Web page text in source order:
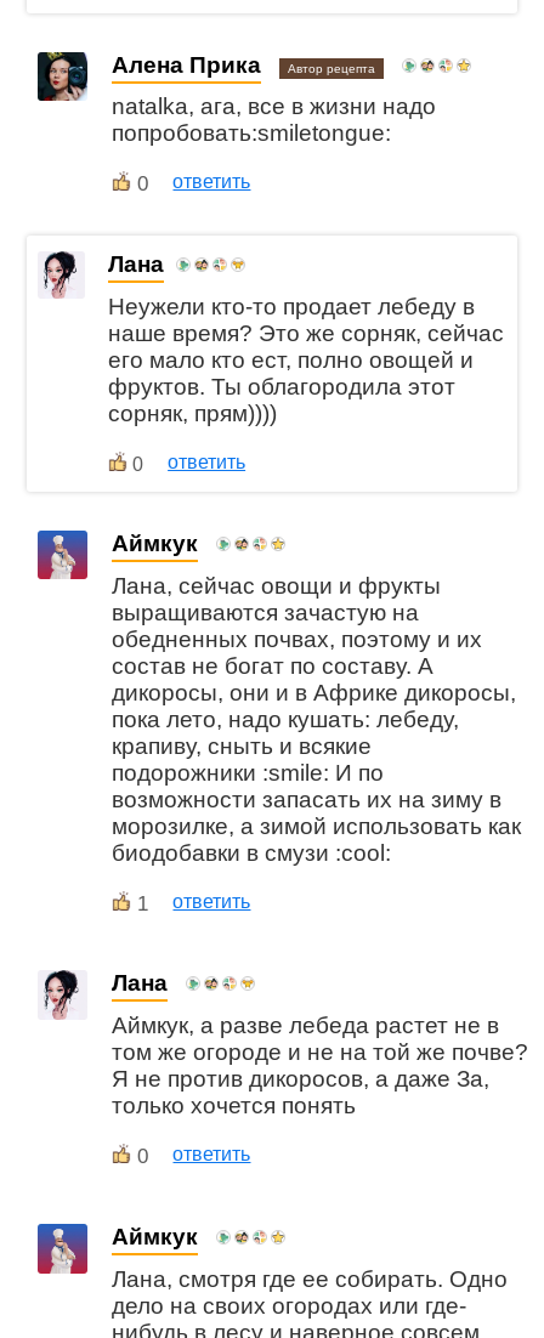
Алена Прика Автор рецепта
natalka, ага, все в жизни надо
попробовать:smiletongue:
0 ответить
Лана
Неужели кто-то продает лебеду в
наше время? Это же сорняк, сейчас
его мало кто ест, полно овощей и
фруктов. Ты облагородила этот
сорняк, прям))))
0 ответить
Аймкук
Лана, сейчас овощи и фрукты
выращиваются зачастую на
обедненных почвах, поэтому и их
состав не богат по составу. А
дикоросы, они и в Африке дикоросы,
пока лето, надо кушать: лебеду,
крапиву, сныть и всякие
подорожники :smile: И по
возможности запасать их на зиму в
морозилке, а зимой использовать как
биодобавки в смузи :cool:
1 ответить
Лана
Аймкук, а разве лебеда растет не в
том же огороде и не на той же почве?
Я не против дикоросов, а даже За,
только хочется понять
0 ответить
Аймкук
Лана, смотря где ее собирать. Одно
дело на своих огородах или где-
нибудь в лесу и наверное совсем